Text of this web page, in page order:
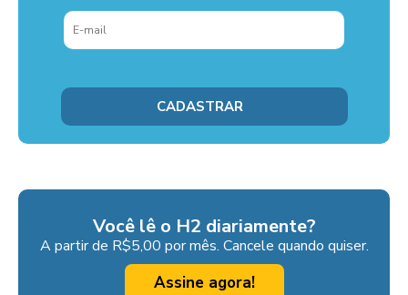
Você lê o H2 diariamente?
A partir de R$5,00 por mês. Cancele quando quiser.
Assine agora!